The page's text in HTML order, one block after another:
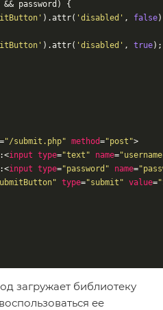
&& password) {
).attr( 'disabled' , false
).attr( 'disabled' , true);
="/submit.php" method="post">
<input type="text" name=
<input type="password" name=
type="submit" value=
загружает библиотеку
ее